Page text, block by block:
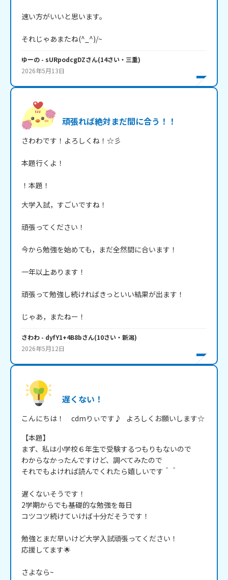
速い方がいいと思います。
それじゃあまたね(^_^)/~
ゆーの - sURpodcgDZさん(14さい・ 三重)
2026年5月13日
頑張れば絶対まだ間に合う！！
さわわです！よろしくね！☆彡
本題行くよ！
！本題！
大学入試，すごいですね！
頑張ってください！
今から勉強を始めても，まだ全然間に合います！
一年以上あります！
頑張って勉強し続ければきっといい結果が出ます！
じゃあ，またねー！
さわわ - dyfY1+4B8bさん(10さい・ 新潟)
2026年5月12日
遅くない！
こんにちは！　cdmりぃです♪   よろしくお願いします☆
【本題】
まず、私は小学校６年生で受験するつもりもないので
わからなかったんですけど、調べてみたので
それでもよければ読んでくれたら嬉しいです＾＾
遅くないそうです！
2学期からでも基礎的な勉強を毎日
コツコツ続けていけば十分だそうです！
勉強とまだ早いけど大学入試頑張ってください！
応援してます🌟
さよなら~